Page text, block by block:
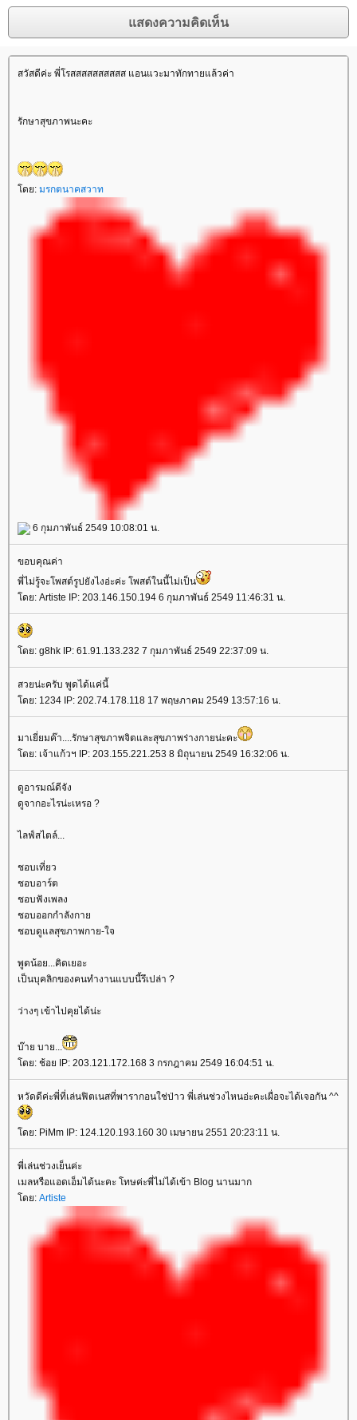
สวัสดีค่ะ พี่โรสสสสสสสสสส แอนแวะมาทักทายแล้วค่า
รักษาสุขภาพนะคะ
ดย: มรกตนาคสวาท
6 กุมภาพันธ์ 2549 10:08:01 น.
ขอบคุณค่า
พี่ไม่รู้จะโพสต์รูปยังไงอ่ะค่ะ โพสต์ในนี้ไม่เป็น
ดย: Artiste IP: 203.146.150.194 6 กุมภาพันธ์ 2549 11:46:31 น.
ดย: g8hk IP: 61.91.133.232 7 กุมภาพันธ์ 2549 22:37:09 น.
สวยน่ะครับ พูดได้แค่นี้
ดย: 1234 IP: 202.74.178.118 17 พฤษภาคม 2549 13:57:16 น.
มาเยี่ยมค๊า....รักษาสุขภาพจิตและสุขภาพร่างกายน่ะคะ
ดย: เจ้าแก้วฯ IP: 203.155.221.253 8 มิถุนายน 2549 16:32:06 น.
ดูอารมณ์ดีจัง
ดูจากอะไรน่ะเหรอ ?
ไลฟ์สไตล์...
ชอบเที่ยว
ชอบอาร์ต
ชอบฟังเพลง
ชอบออกกำลังกา
ชอบดูแลสุขภาพกาย-ใจ
พูดน้อย...คิดเยอะ
เป็นบุคลิกของคนทำงานแบบนี้รึเปล่า ?
ว่างๆ เข้าไปคุยได้น่ะ
บ๊าย บาย...
ดย: ช้อย IP: 203.121.172.168 3 กรกฎาคม 2549 16:04:51 น.
หวัดดีค่ะพี่ที่เล่นฟิตเนสที่พารากอนใช่ป่าว พี่เล่นช่วงไหนอ่ะคะเผื่อจะได้เจอกัน ^^
ดย: PiMm IP: 124.120.193.160 30 เมษายน 2551 20:23:11 น.
พี่เล่นช่วงเย็นค่ะ
เมลหรือแอดเอ็มได้นะคะ โทษค่ะพี่ไม่ได้เข้า Blog นานมาก
ดย: Artiste